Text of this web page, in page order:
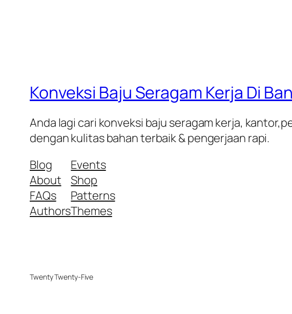
Konveksi Baju Seragam Kerja Di
Anda lagi cari konveksi baju seragam kerja,
dengan kulitas bahan terbaik & pengerjaan rapi.
Blog
About
FAQs
Authors
Events
Shop
Patterns
Themes
Twenty Twenty-Five